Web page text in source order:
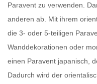
Paravent zu verwenden.
anderen ab. Mit ihrem
die 3- oder 5-teiligen
Wanddekorationen oder
einen Paravent japanisch ,
Dadurch wird der